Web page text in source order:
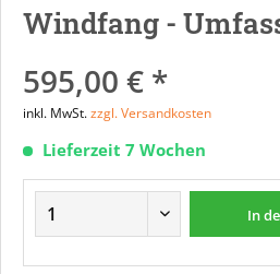
Windfang -
595,00 € *
inkl. MwSt.zzgl. Versandkosten
Lieferzeit 7 Wochen
In